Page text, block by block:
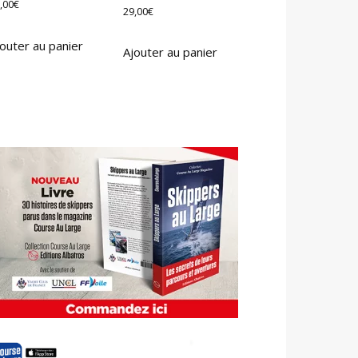
€
au panier
29,00€
Ajouter au panier